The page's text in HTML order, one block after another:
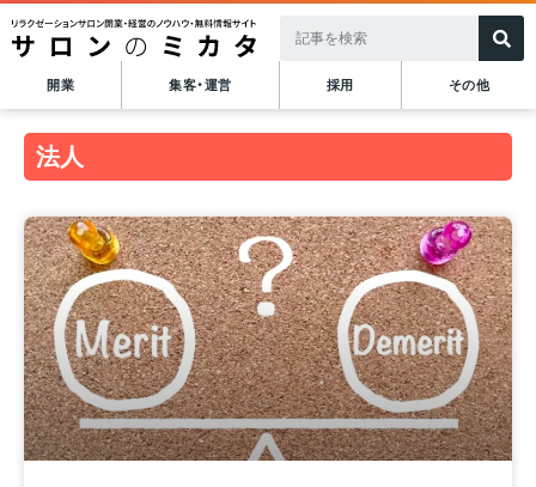
開業 集客・運営 採用 その他
法人